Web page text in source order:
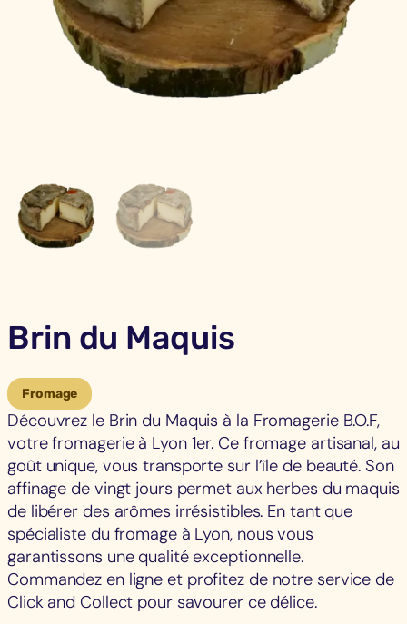
Brin du Maquis
Fromage
Découvrez le Brin du Maquis à la Fromagerie B.O.F,
votre fromagerie à Lyon 1er. Ce fromage artisanal, au
goût unique, vous transporte sur l’île de beauté. Son
affinage de vingt jours permet aux herbes du maquis
de libérer des arômes irrésistibles. En tant que
spécialiste du fromage à Lyon, nous vous
garantissons une qualité exceptionnelle.
Commandez en ligne et profitez de notre service de
Click and Collect pour savourer ce délice.